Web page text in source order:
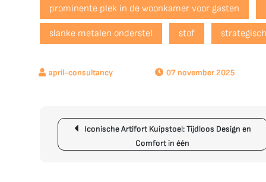
prominente plek in de woonkamer voor gasten
slanke metalen onderstel stof
07 november 2025
Berichtnavigatie
Iconische Artifort Kuipstoel: Tijdloos Design en
Comfort in één